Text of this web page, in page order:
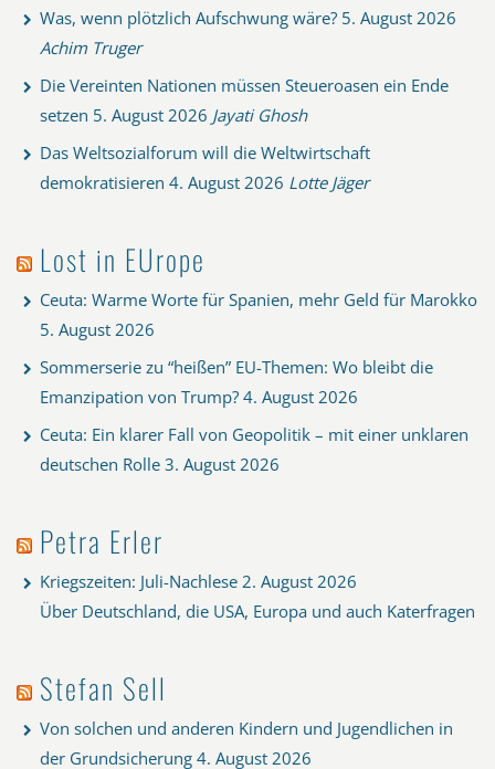
Was, wenn plötzlich Aufschwung wäre? 5. August 2026
Achim Truger
Die Vereinten Nationen müssen Steueroasen ein Ende
setzen 5. August 2026 Jayati Ghosh
Das Weltsozialforum will die Weltwirtschaft
demokratisieren 4. August 2026 Lotte Jäger
Lost in EUrope
Ceuta: Warme Worte für Spanien, mehr Geld für Marokko
5. August 2026
Sommerserie zu “heißen” EU-Themen: Wo bleibt die
Emanzipation von Trump? 4. August 2026
Ceuta: Ein klarer Fall von Geopolitik – mit einer unklaren
deutschen Rolle 3. August 2026
Petra Erler
Kriegszeiten: Juli-Nachlese 2. August 2026
Über Deutschland, die USA, Europa und auch Katerfragen
Stefan Sell
Von solchen und anderen Kindern und Jugendlichen in
der Grundsicherung 4. August 2026